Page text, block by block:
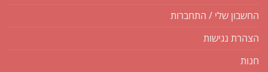
החשבון שלי / התחברות
הצהרת נגישות
חנות